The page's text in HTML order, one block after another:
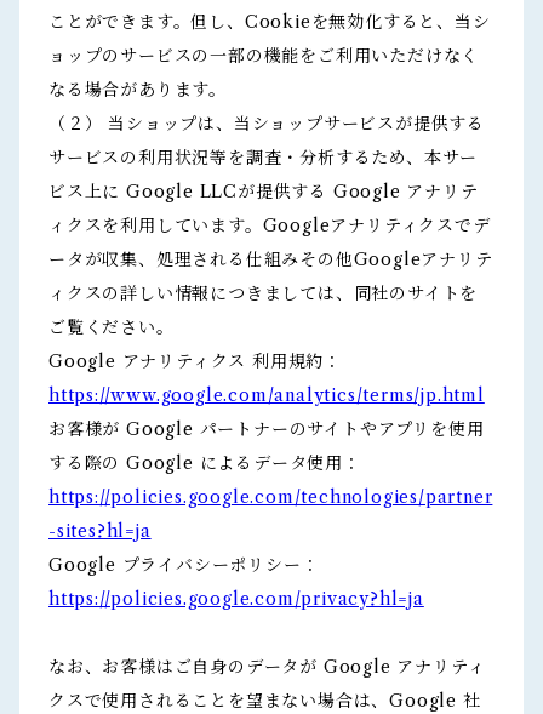
ことができます。但し、Cookieを無効化すると、当シ
ョップのサービスの一部の機能をご利用いただけなく
なる場合があります。
（２） 当ショップは、当ショップサービスが提供する
サービスの利用状況等を調査・分析するため、本サー
ビス上に Google LLCが提供する Google アナリテ
ィクスを利用しています。Googleアナリティクスでデ
ータが収集、処理される仕組みその他Googleアナリテ
ィクスの詳しい情報につきましては、同社のサイトを
ご覧ください。
Google アナリティクス 利用規約：
https://www.google.com/analytics/terms/jp.html
お客様が Google パートナーのサイトやアプリを使用
する際の Google によるデータ使用：
https://policies.google.com/technologies/partner
-sites?hl=ja
Google プライバシーポリシー：
https://policies.google.com/privacy?hl=ja
なお、お客様はご自身のデータが Google アナリティ
クスで使用されることを望まない場合は、Google 社